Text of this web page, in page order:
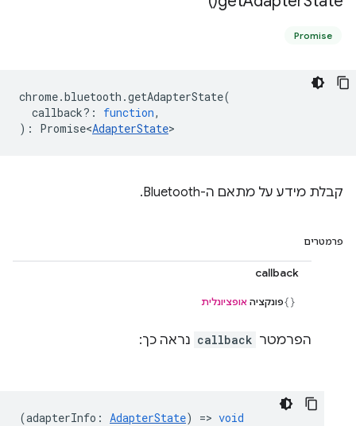
Promise
chrome.bluetooth .getAdapterState(
callback? : function,
) : Promise<AdapterState>
קבלת מידע על מתאם ה-Bluetooth.
פרמטרים
callback
פונקציה אופציונלית
הפרמטר callback נראה כך:
(adapterInfo : AdapterState) => void